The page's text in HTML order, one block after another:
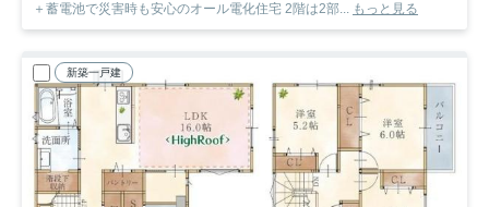
＋蓄電池で災害時も安心のオール電化住宅 2階は2部... もっと見る
新築一戸建